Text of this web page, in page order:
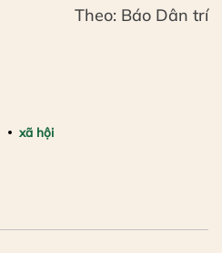
Theo: Báo Dân trí
xã hội